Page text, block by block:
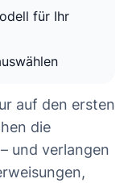
für Ihr
auf den ersten
die
und verlangen